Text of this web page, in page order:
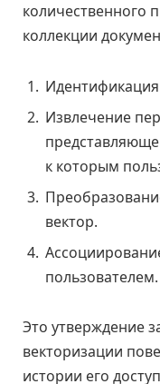
количественного
коллекции
Извлечение
к которым
вектор.
пользователем.
Это утверждение
векторизации
истории его